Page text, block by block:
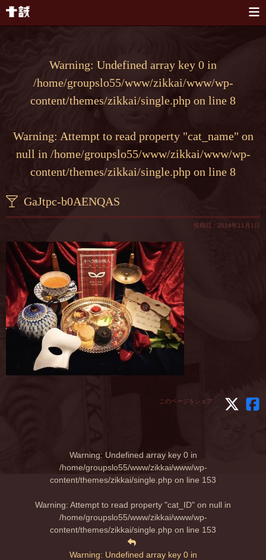
Warning: Undefined array key 0 in
/home/groupslo55/www/zikkai/www/wp-
content/themes/zikkai/single.php on line 8
Warning: Attempt to read property "cat_name" on
null in /home/groupslo55/www/zikkai/www/wp-
content/themes/zikkai/single.php on line 8
GaJtpc-b0AENQAS
投稿日：2024年11月1日
このページをシェア：
Warning: Undefined array key 0 in
/home/groupslo55/www/zikkai/www/wp-
content/themes/zikkai/single.php on line 153
Warning: Attempt to read property "cat_ID" on null in
/home/groupslo55/www/zikkai/www/wp-
content/themes/zikkai/single.php on line 153
Warning: Undefined array key 0 in